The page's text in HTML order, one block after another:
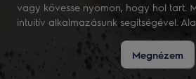
vagy kövesse nyomon, hogy hol tart.
intuitív alkalmazásunk segítségével.
Megnézem